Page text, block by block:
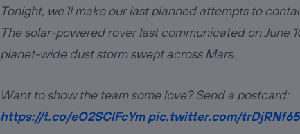
Tonight, we’ll make our last planned attempts to
The solar-powered rover last communicated on June
planet-wide dust storm swept across Mars.
Want to show the team some love? Send a postcard:
https://t.co/eO2SClFcYm pic.twitter.com/